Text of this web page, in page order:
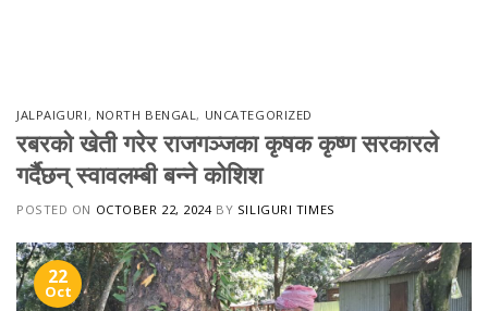
JALPAIGURI, NORTH BENGAL, UNCATEGORIZED
रबरको खेती गरेर राजगञ्जका कृषक कृष्ण सरकारले
गर्दैछन् स्वावलम्बी बन्ने कोशिश
POSTED ON OCTOBER 22, 2024BY SILIGURI TIMES
22
Oct